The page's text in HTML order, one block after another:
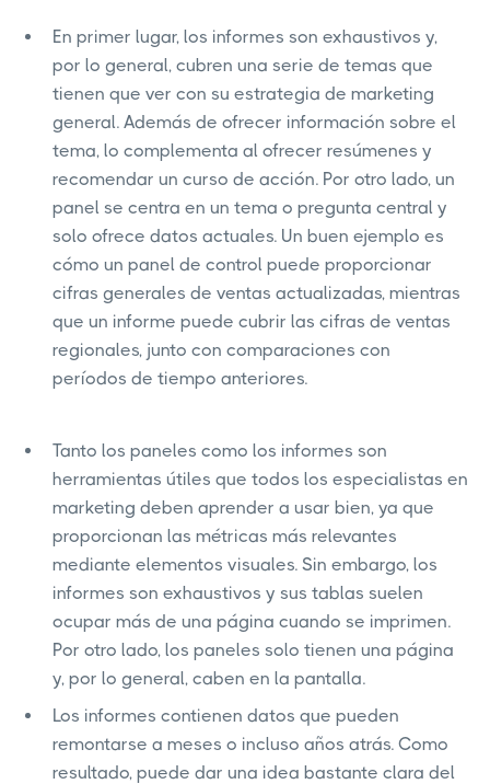
En primer lugar, los informes son exhaustivos y,
por lo general, cubren una serie de temas que
tienen que ver con su estrategia de marketing
general. Además de ofrecer información sobre el
tema, lo complementa al ofrecer resúmenes y
recomendar un curso de acción. Por otro lado, un
panel se centra en un tema o pregunta central y
solo ofrece datos actuales. Un buen ejemplo es
cómo un panel de control puede proporcionar
cifras generales de ventas actualizadas, mientras
que un informe puede cubrir las cifras de ventas
regionales, junto con comparaciones con
períodos de tiempo anteriores.
Tanto los paneles como los informes son
herramientas útiles que todos los especialistas en
marketing deben aprender a usar bien, ya que
proporcionan las métricas más relevantes
mediante elementos visuales. Sin embargo, los
informes son exhaustivos y sus tablas suelen
ocupar más de una página cuando se imprimen.
Por otro lado, los paneles solo tienen una página
y, por lo general, caben en la pantalla.
Los informes contienen datos que pueden
remontarse a meses o incluso años atrás. Como
resultado, puede dar una idea bastante clara del